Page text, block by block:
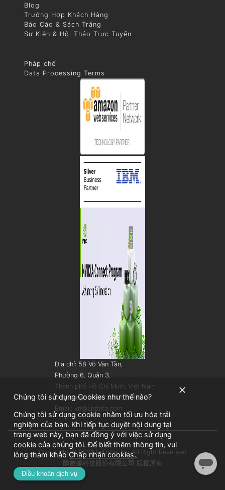
Địa chỉ: 58 Võ Văn Tần,
Phường 6, Quận 3,
Thành phố Hồ Chí Minh, Việt Nam
Điện thoại: (+84) 028 62913077
Email: vn@Lndata.com
Blog
Trường Hợp Khách Hàng
Báo Cáo & Sách Trắng
Sự Kiện & Hội Thảo Trực Tuyến
Pháp chế
Data Processing Terms
Copyright © 2021 LnData, Inc-All Right Reversed
麟數據科技股份有限公司 版權所有
Chúng tôi sử dụng Cookies như thế nào?
Chúng tôi sử dụng cookie nhằm tối ưu hóa trải
nghiệm của bạn. Khi tiếp tục duyệt nội dung tại
trang web này, bạn đã đồng ý với việc sử dụng
cookie của chúng tôi. Để biết thêm thông tin, vui
lòng tham khảo Chấp nhận cookies。
Điều khoản dịch vụ